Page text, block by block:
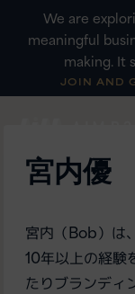
We are
meaningful
making. It
JOIN AND
宮内優
宮内（Bob）は
10年以上の経験
たりブランディ